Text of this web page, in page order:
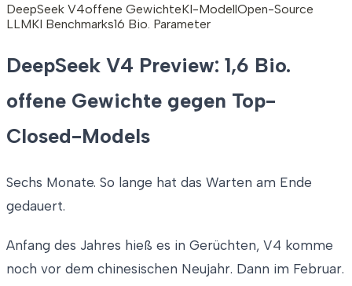
DeepSeek V4offene GewichteKI-ModellOpen-Source
LLMKI Benchmarks16 Bio. Parameter
DeepSeek V4 Preview: 1,6 Bio.
offene Gewichte gegen Top-
Closed-Models
Sechs Monate. So lange hat das Warten am Ende
gedauert.
Anfang des Jahres hieß es in Gerüchten, V4 komme
noch vor dem chinesischen Neujahr. Dann im Februar.